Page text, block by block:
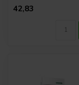
42,83